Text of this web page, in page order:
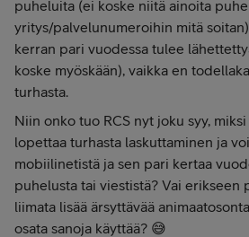
puheluita (ei koske niitä ainoita
yritys/palvelunumeroihin mitä
kerran pari vuodessa tulee
koske myöskään), vaikka en
turhasta.
Niin onko tuo RCS nyt joku syy,
lopettaa turhasta laskuttaminen ja
mobiilinetistä ja sen pari kertaa
puhelusta tai viestistä? Vai erikseen
liimata lisää ärsyttävää
osata sanoja käyttää? 😅